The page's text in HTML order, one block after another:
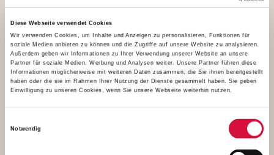
Diese Webseite verwendet Cookies
Wir verwenden Cookies, um Inhalte und Anzeigen zu personalisieren, Funktionen für
soziale Medien anbieten zu können und die Zugriffe auf unsere Website zu analysieren.
Außerdem geben wir Informationen zu Ihrer Verwendung unserer Website an unsere
Partner für soziale Medien, Werbung und Analysen weiter. Unsere Partner führen diese
Informationen möglicherweise mit weiteren Daten zusammen, die Sie ihnen bereitgestellt
haben oder die sie im Rahmen Ihrer Nutzung der Dienste gesammelt haben. Sie geben
Einwilligung zu unseren Cookies, wenn Sie unsere Webseite weiterhin nutzen.
Notwendig
Dr. Thomas Arnold bei seiner Keynote auf der
dennoch.-Konferenz (Bonifatiuswerk/Matthias Band)